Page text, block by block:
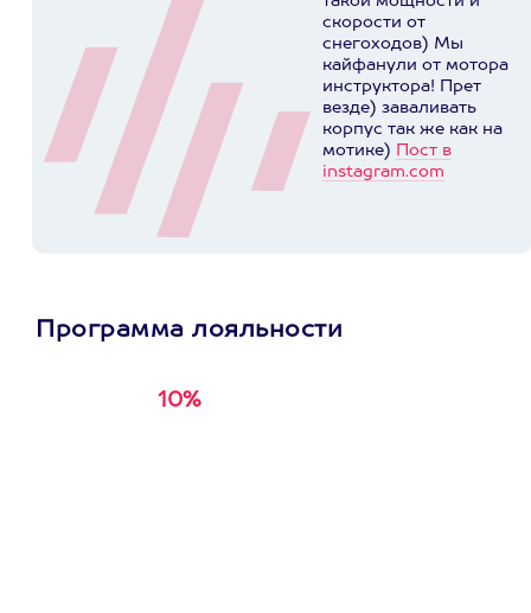
скорости от
снегоходов) Мы
кайфанули от мотора
инструктора! Прет
везде) заваливать
корпус так же как на
мотике) Пост в
instagram.com
Программа лояльности
10%